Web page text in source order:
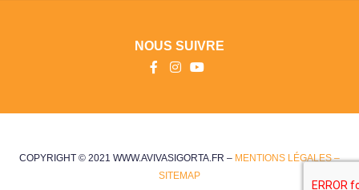
NOUS SUIVRE
COPYRIGHT © 2021 WWW.AVIVASIGORTA.FR – MENTIONS LÉGALES –
SITEMAP